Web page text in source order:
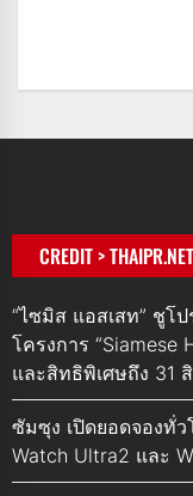
CREDIT > THAIPR.NET
“ไซมิส แอสเสท” ชูโ
โครงการ “Siamese
และสิทธิพิเศษถึง 31
ซัมซุง เปิดยอดจองทั่ว
Watch Ultra2 และ